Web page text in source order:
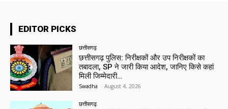
EDITOR PICKS
छत्तीसगढ़
छत्तीसगढ़ पुलिस: निरीक्षकों और उप निरीक्षकों का
तबादला, SP ने जारी किया आदेश, जानिए किसे कहां
मिली जिम्मेदारी…
Swadha - August 4, 2026
छत्तीसगढ़